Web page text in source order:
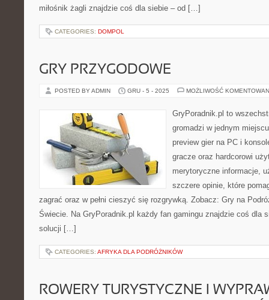
miłośnik żagli znajdzie coś dla siebie – od […]
CATEGORIES: DOMPOL
GRY PRZYGODOWE
POSTED BY ADMIN GRU - 5 - 2025 MOŻLIWOŚĆ
GryPoradnik.pl to
gromadzi w jednym
preview gier na PC i
gracze oraz hardcorowi
merytoryczne informacje,
szczere opinie, które
zagrać oraz w pełni cieszyć się rozgrywką. Zobacz: Gry na
Świecie. Na GryPoradnik.pl każdy fan gamingu znajdzie coś dla
solucji […]
CATEGORIES: AFRYKA DLA PODRÓŻNIKÓW
ROWERY TURYSTYCZNE I